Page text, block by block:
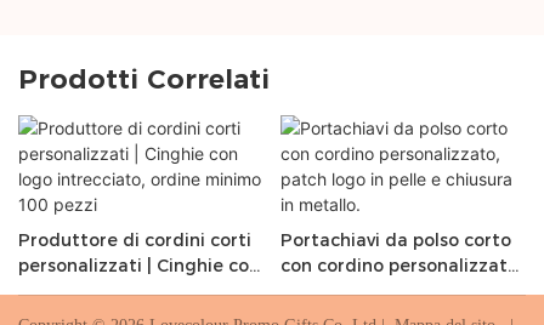
Prodotti Correlati
Produttore di cordini corti
personalizzati | Cinghie con
logo intrecciato, ordine
minimo 100 pezzi
Portachiavi da polso corto
con cordino personalizzato,
patch logo in pelle e
chiusura in metallo.